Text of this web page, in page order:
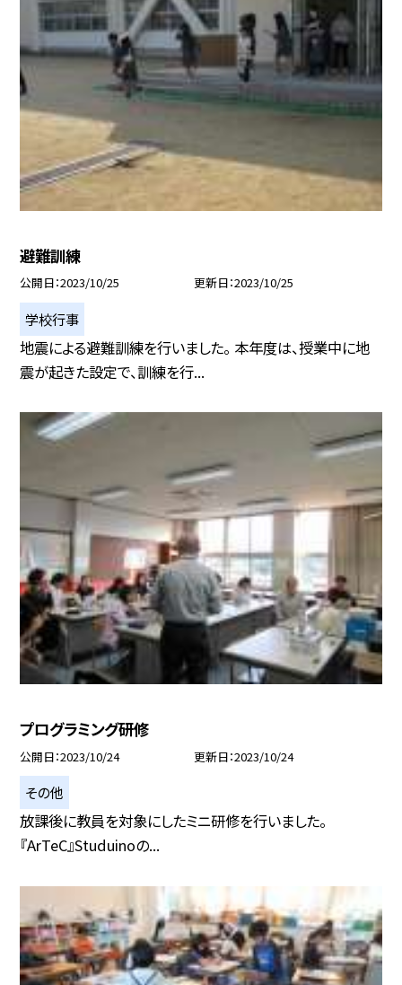
避難訓練
公開日 2023/10/25 更新日 2023/10/25
学校行事
地震による避難訓練を行いました。 本年度は、授業中に地
震が起きた設定で、訓練を行...
プログラミング研修
公開日 2023/10/24 更新日 2023/10/24
その他
放課後に教員を対象にしたミニ研修を行いました。
『ArTeC』Studuinoの...